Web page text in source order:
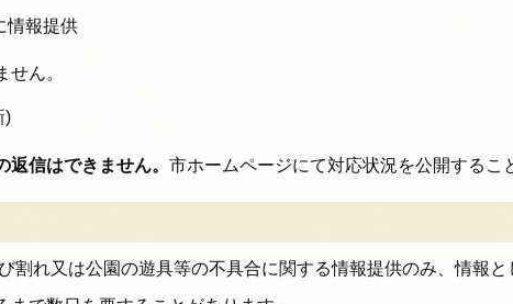
情報提供
ん。
)
返信はできません。 市ホームページにて対応状況を公開するこ
割れ又は公園の遊具等の不具合に関する情報提供のみ、情報と